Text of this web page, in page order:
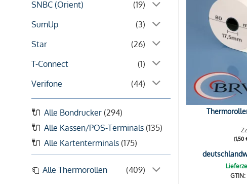
SNBC (Orient)
(19)
SumUp
(3)
Star
(26)
T-Connect
(1)
Verifone
(44)
Alle Bondrucker (294)
Alle Kassen/POS-Terminals (135)
Alle Kartenterminals (175)
Alle Thermorollen
(409)
(1,50